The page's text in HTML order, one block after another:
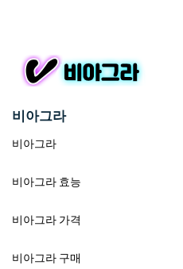
비아그라
비아그라
비아그라 효능
비아그라 가격
비아그라 구매